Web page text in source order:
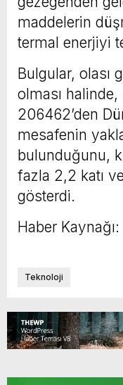
maddelerin
termal enerjiyi
Bulgular, olası
olması
206462’den
mesafenin
bulunduğunu,
fazla 2,2 katı
gösterdi.
Haber
Teknoloji